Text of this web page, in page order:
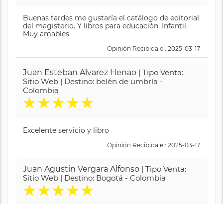
Buenas tardes me gustaría el catálogo de editorial
del magisterio. Y libros para educación. Infantil.
Muy amables
Opinión Recibida el: 2025-03-17
Juan Esteban Alvarez Henao | Tipo Venta:
Sitio Web | Destino: belén de umbría -
Colombia
★★★★★
Excelente servicio y libro
Opinión Recibida el: 2025-03-17
Juan Agustin Vergara Alfonso | Tipo Venta:
Sitio Web | Destino: Bogotá - Colombia
★★★★★